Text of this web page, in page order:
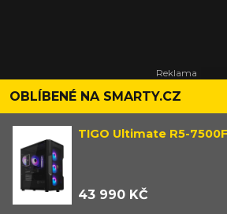
OBLÍBENÉ NA SMARTY.CZ
TIGO Ultimate R5-
43 990 KČ